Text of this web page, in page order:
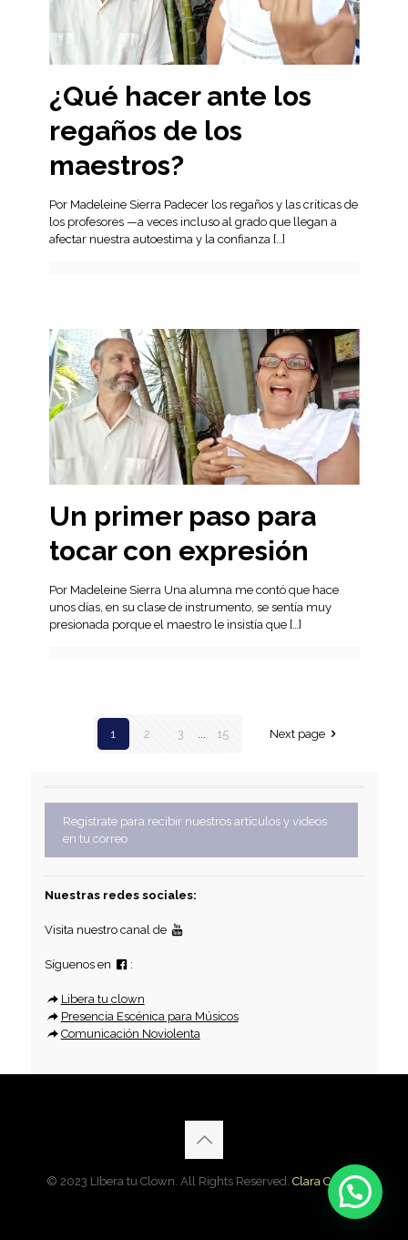
¿Qué hacer ante los
regaños de los
maestros?
Por Madeleine Sierra Padecer los regaños y las críticas de
los profesores —a veces incluso al grado que llegan a
afectar nuestra autoestima y la confianza[…]
Un primer paso para
tocar con expresión
Por Madeleine Sierra Una alumna me contó que hace
unos días, en su clase de instrumento, se sentía muy
presionada porque el maestro le insistía que[…]
1 2 3 15 Next page
Regístrate para recibir nuestros artículos y videos
en tu correo
Nuestras redes sociales:
Visita nuestro canal de
Síguenos en :
Libera tu clown
Presencia Escénica para Músicos
Comunicación Noviolenta
© 2023 LIbera tu Clown. All Rights Reserved. Clara Cardon